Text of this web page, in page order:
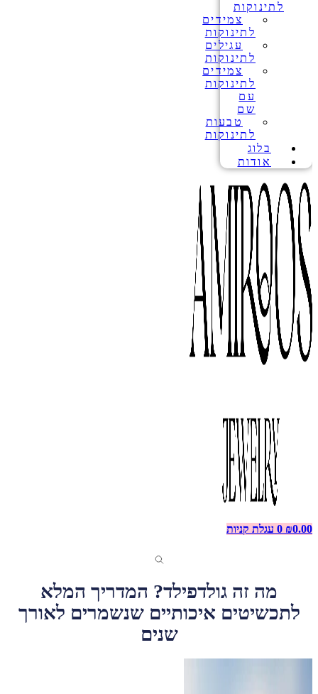
לתינוקות
צמידים
לתינוקות
עגילים
לתינוקות
צמידים
לתינוקות
עם
שם
טבעות
לתינוקות
בלוג
אודות
₪0.00
0 עגלת קניות
מה זה גולדפילד? המדריך המלא
לתכשיטים איכותיים שנשמרים לאורך
שנים